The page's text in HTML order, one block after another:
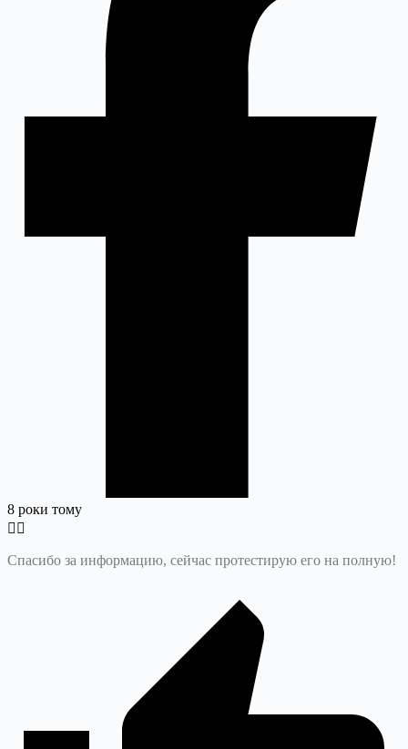
8 роки тому
Спасибо за информацию, сейчас протестирую его на полную!